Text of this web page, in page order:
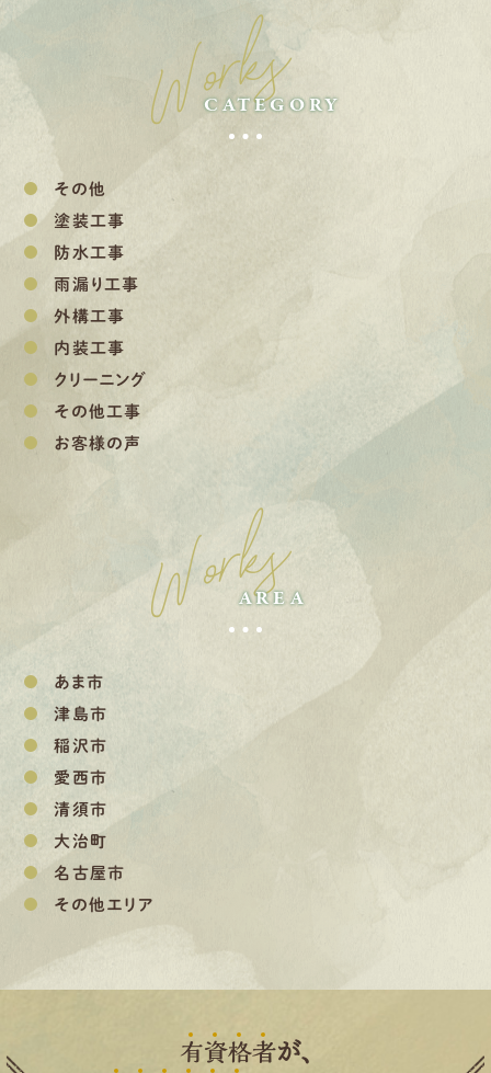
Works
CATEGORY
その他
塗装工事
防水工事
雨漏り工事
外構工事
内装工事
クリーニング
その他工事
お客様の声
Works
AREA
あま市
津島市
稲沢市
愛西市
清須市
大治町
名古屋市
その他エリア
有資格者が、